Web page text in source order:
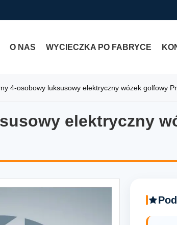
O NAS WYCIECZKA PO FABRYCE
4-osobowy luksusowy elektryczny wózek golfowy
elektryczny
elektryczny